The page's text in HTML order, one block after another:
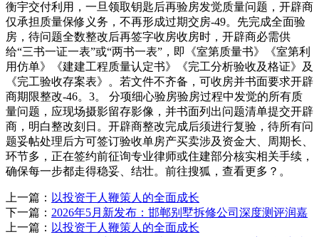
衡宇交付利用，一旦领取钥匙后再验房发觉质量问题，开辟商
仅承担质量保修义务，不再形成过期交房-49。先完成全面验
房，待问题全数整改后再签字收房收房时，开辟商必需供
给“三书一证一表”或“两书一表”，即《室第质量书》《室第利
用仿单》《建建工程质量认定书》《完工分析验收及格证》及
《完工验收存案表》。若文件不齐备，可收房并书面要求开辟
商期限整改-46。3。 分项细心验房验房过程中发觉的所有质
量问题，应现场摄影留存影像，并书面列出问题清单提交开辟
商，明白整改刻日。开辟商整改完成后须进行复验，待所有问
题妥帖处理后方可签订验收单房产买卖涉及资金大、周期长、
环节多，正在签约前征询专业律师或住建部分核实相关手续，
确保每一步都走得稳妥、结壮。前往搜狐，查看更多？。
上一篇： 以投资于人鞭策人的全面成长
下一篇： 2026年5月新发布：邯郸别墅拆修公司深度测评润嘉
上一篇： 以投资于人鞭策人的全面成长